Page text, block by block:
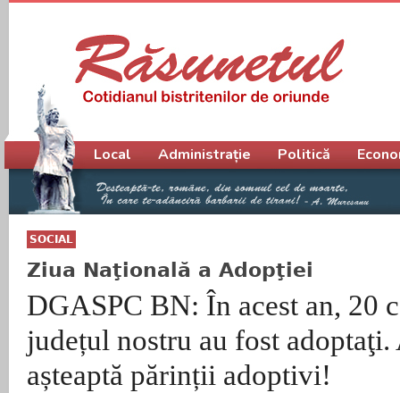
SOCIAL
Ziua Naţională a Adopţiei
DGASPC BN: În acest an, 20
județul nostru au fost
așteaptă părinții adoptivi!
Meniu principal
Local Administrație Politică